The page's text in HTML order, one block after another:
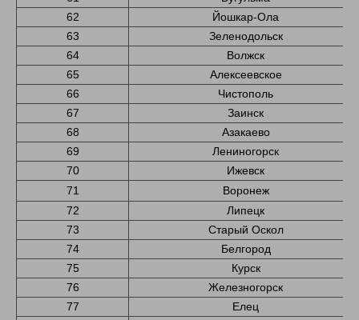
62
Йошкар-Ола
63
Зеленодольск
64
Волжск
65
Алексеевское
66
Чистополь
67
Заинск
68
Азакаево
69
Лениногорск
70
Ижевск
71
Воронеж
72
Липецк
73
Старый Оскол
74
Белгород
75
Курск
76
Железногорск
77
Елец